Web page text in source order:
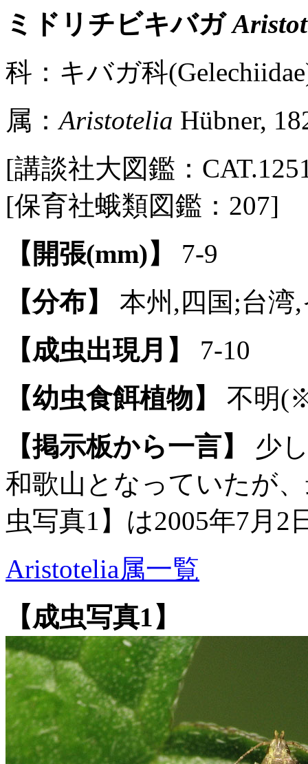
ミドリチビキバガ
科：キバガ科
属：Aristotelia Hübner,
[講談社大図鑑：
[保育社蛾類図鑑：207]
【開張(mm)】
7-9
【分布】
本州,四国;台湾
【成虫出現月】
7-10
【幼虫食餌植物】
不明
【掲示板から一言】
少
和歌山となっていたが
虫写真1】は2005年7月2
Aristotelia属一覧
【成虫写真1】